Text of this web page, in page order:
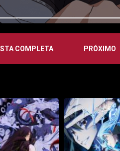
COMPLETA PRÓXIMO